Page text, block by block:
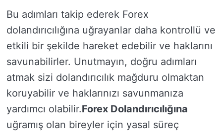
Bu adımları takip ederek Forex
dolandırıcılığına uğrayanlar daha kontrollü ve
etkili bir şekilde hareket edebilir ve haklarını
savunabilirler. Unutmayın, doğru adımları
atmak sizi dolandırıcılık mağduru olmaktan
koruyabilir ve haklarınızı savunmanıza
yardımcı olabilir.Forex Dolandırıcılığına
uğramış olan bireyler için yasal süreç